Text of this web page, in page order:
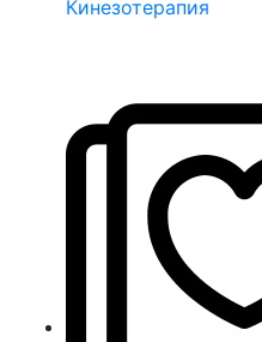
Кинезотерапия